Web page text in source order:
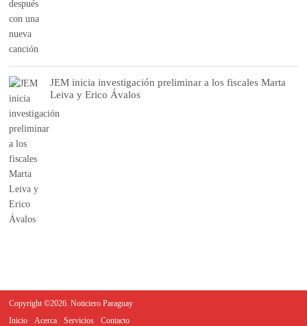
JEM inicia investigación preliminar a los fiscales Marta
Leiva y Erico Ávalos
Copyright ©2026. Noticiero Paraguay
Inicio
Acerca Servicios Contacto